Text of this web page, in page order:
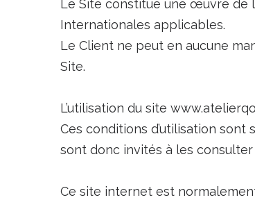
Le Site constitue une œuvre de
Internationales applicables.
Le Client ne peut en aucune
Site.
L’utilisation du site
Ces conditions d’utilisation
sont donc invités à les
Ce site internet est